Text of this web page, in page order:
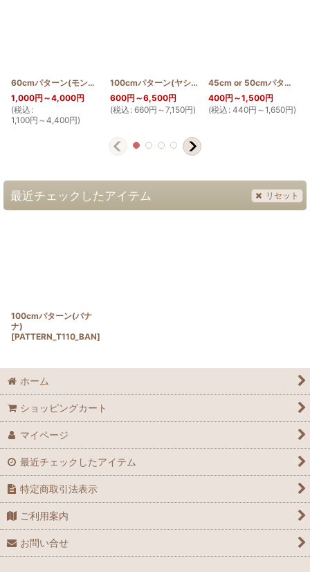
60cmパターン(モンステラ) [PATTERN_T60_MON
1,000円 ～4,000円
(税込 :
1,100円 ～4,400円)
100cmパターン(ヤシの木) [PATTERN_T110_NIU
600円 ～6,500円
(税込 : 660円 ～7,150円)
45cm or 50cmパターン(ヤシの木2)
400円 ～1,500円
(税込 : 440円 ～1,650円)
最近チェックしたアイテム リセット
100cmパターン(バナ
ナ)
[PATTERN_T110_BAN]
ホーム
ショッピングカート
マイページ
最近チェックしたアイテム
特定商取引法表示
ご利用案内
お問い合せ